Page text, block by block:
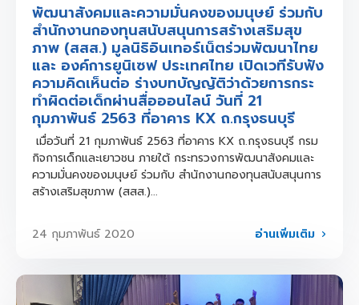
พัฒนาสังคมและความมั่นคงของมนุษย์ ร่วมกับ
สำนักงานกองทุนสนับสนุนการสร้างเสริมสุข
ภาพ (สสส.) มูลนิธิอินเทอร์เน็ตร่วมพัฒนาไทย
และ องค์การยูนิเซฟ ประเทศไทย เปิดเวทีรับฟัง
ความคิดเห็นต่อ ร่างบทบัญญัติว่าด้วยการกระ
ทำผิดต่อเด็กผ่านสื่อออนไลน์ วันที่ 21
กุมภาพันธ์ 2563 ที่อาคาร KX ถ.กรุงธนบุรี
เมื่อวันที่ 21 กุมภาพันธ์ 2563 ที่อาคาร KX ถ.กรุงธนบุรี กรม
กิจการเด็กและเยาวชน ภายใต้ กระทรวงการพัฒนาสังคมและ
ความมั่นคงของมนุษย์ ร่วมกับ สำนักงานกองทุนสนับสนุนการ
สร้างเสริมสุขภาพ (สสส.)...
24 กุมภาพันธ์ 2020 อ่านเพิ่มเติม